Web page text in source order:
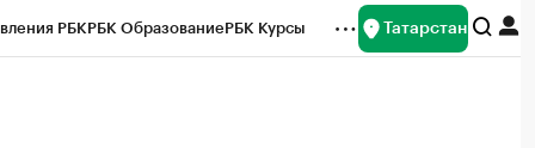
РБКРБК ОбразованиеРБК Курсы Татарстан